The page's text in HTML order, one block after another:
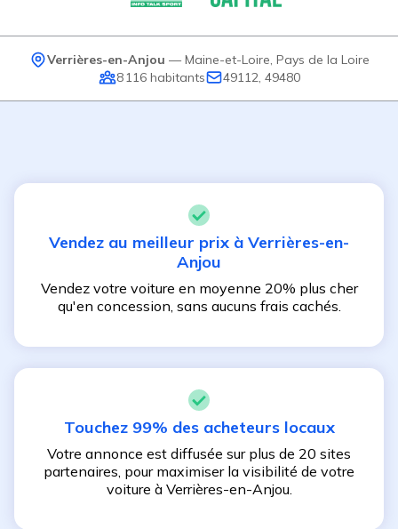
Verrières-en-Anjou — Maine-et-Loire Pays de la Loire
8 116habitants 49112, 49480
Vendez au meilleur prix à Verrières-en-
Anjou
Vendez votre voiture en moyenne 20% plus cher
qu'en concession, sans aucuns frais cachés.
Touchez 99% des acheteurs locaux
Votre annonce est diffusée sur plus de 20 sites
partenaires, pour maximiser la visibilité de votre
voiture à Verrières-en-Anjou.